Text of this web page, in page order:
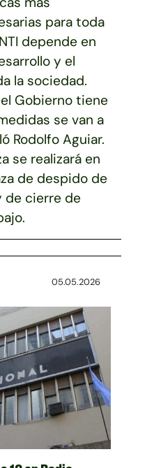
para toda
depende en
y el
la sociedad.
Gobierno tiene
se van a
Rodolfo Aguiar.
se realizará en
de despido de
de cierre de
05.05.2026